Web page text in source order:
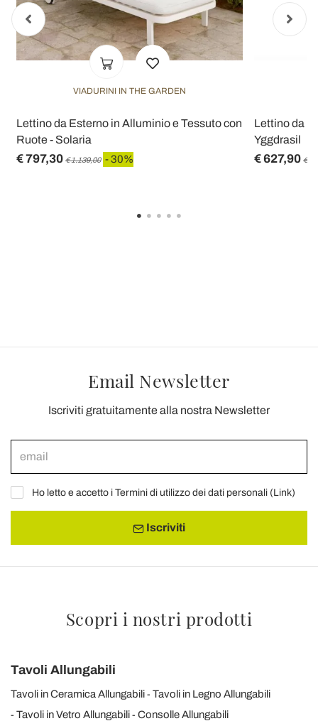
VIADURINI IN THE GARDEN
Lettino da Esterno in Alluminio e Tessuto con
Ruote - Solaria
€ 797,30 € 1.139,00 - 30%
Lettino da
Yggdrasil
€ 627,90 €
Email Newsletter
Iscriviti gratuitamente alla nostra Newsletter
Ho letto e accetto i Termini di utilizzo dei dati personali (Link)
Iscriviti
Scopri i nostri prodotti
Tavoli Allungabili
Tavoli in Ceramica Allungabili
Tavoli in Legno Allungabili
Tavoli in Vetro Allungabili
Consolle Allungabili